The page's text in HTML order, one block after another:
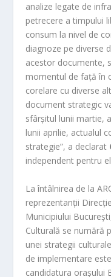
analize legate de
petrecere a timpului
consum la nivel de
diagnoze pe diverse
acestor documente,
momentul de față în
corelare cu diverse
document strategic
sfârșitul lunii martie,
lunii aprilie, actualul
strategie”, a declarat
independent pentru
La întâlnirea de la
reprezentanții
Municipiului
Culturală se numără
unei strategii
de implementare
candidatura orașului